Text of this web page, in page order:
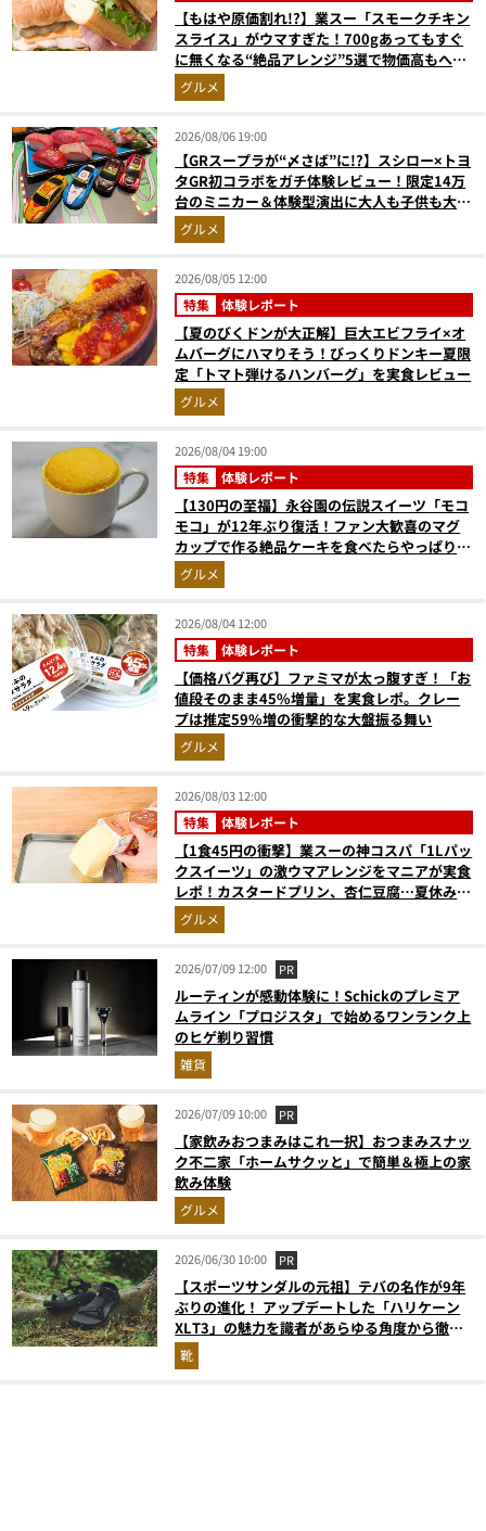
【もはや原価割れ!?】業スー「スモークチキン
スライス」がウマすぎた！700gあってもすぐ
に無くなる“絶品アレンジ”5選で物価高もへっ
ちゃら
グルメ
2026/08/06 19:00
【GRスープラが“〆さば”に!?】スシロー×トヨ
タGR初コラボをガチ体験レビュー！限定14万
台のミニカー＆体験型演出に大人も子供も大興
奮間違いなし
グルメ
2026/08/05 12:00
特集 体験レポート
【夏のびくドンが大正解】巨大エビフライ×オ
ムバーグにハマりそう！びっくりドンキー夏限
定「トマト弾けるハンバーグ」を実食レビュー
グルメ
2026/08/04 19:00
特集 体験レポート
【130円の至福】永谷園の伝説スイーツ「モコ
モコ」が12年ぶり復活！ファン大歓喜のマグ
カップで作る絶品ケーキを食べたらやっぱり最
高にウマかった
グルメ
2026/08/04 12:00
特集 体験レポート
【価格バグ再び】ファミマが太っ腹すぎ！「お
値段そのまま45%増量」を実食レポ。クレー
プは推定59%増の衝撃的な大盤振る舞い
グルメ
2026/08/03 12:00
特集 体験レポート
【1食45円の衝撃】業スーの神コスパ「1Lパッ
クスイーツ」の激ウマアレンジをマニアが実食
レポ！カスタードプリン、杏仁豆腐…夏休みの
おやつに最強すぎた
グルメ
2026/07/09 12:00 PR
ルーティンが感動体験に！Schickのプレミア
ムライン「プロジスタ」で始めるワンランク上
のヒゲ剃り習慣
雑貨
2026/07/09 10:00 PR
【家飲みおつまみはこれ一択】おつまみスナッ
ク不二家「ホームサクッと」で簡単＆極上の家
飲み体験
グルメ
2026/06/30 10:00 PR
【スポーツサンダルの元祖】テバの名作が9年
ぶりの進化！ アップデートした「ハリケーン
XLT3」の魅力を識者があらゆる角度から徹底
解説！
靴